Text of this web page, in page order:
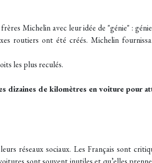
Michelin avec leur idée de "génie" :
routiers ont été créés. Michelin
les plus reculés.
dizaines de kilomètres en voiture pour
réseaux sociaux. Les Français sont